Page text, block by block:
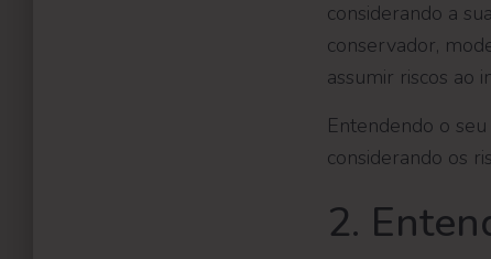
considerando a
conservador,
assumir riscos ao
Entendendo o
considerando os
2.